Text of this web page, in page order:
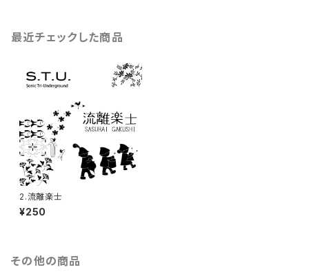
最近チェックした商品
2.流離楽士
¥250
その他の商品